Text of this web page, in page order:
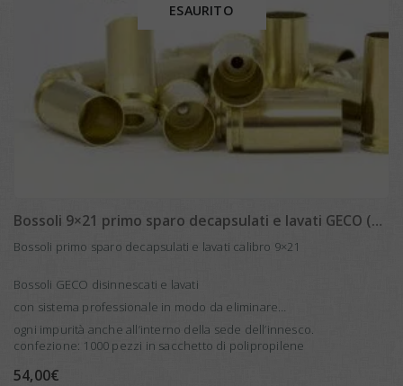
ESAURITO
Bossoli 9×21 primo sparo decapsulati e lavati GECO (1000 pcs)
Bossoli primo sparo decapsulati e lavati calibro 9×21
Bossoli GECO disinnescati e lavati
con sistema professionale in modo da eliminare
ogni impurità anche all’interno della sede dell’innesco.
confezione: 1000 pezzi in sacchetto di polipropilene
54,00€